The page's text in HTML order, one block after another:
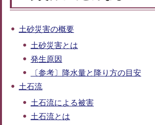
土砂災害の概要
土砂災害とは
発生原因
〔参考〕降水量と降り方の目安
土石流
土石流による被害
土石流とは